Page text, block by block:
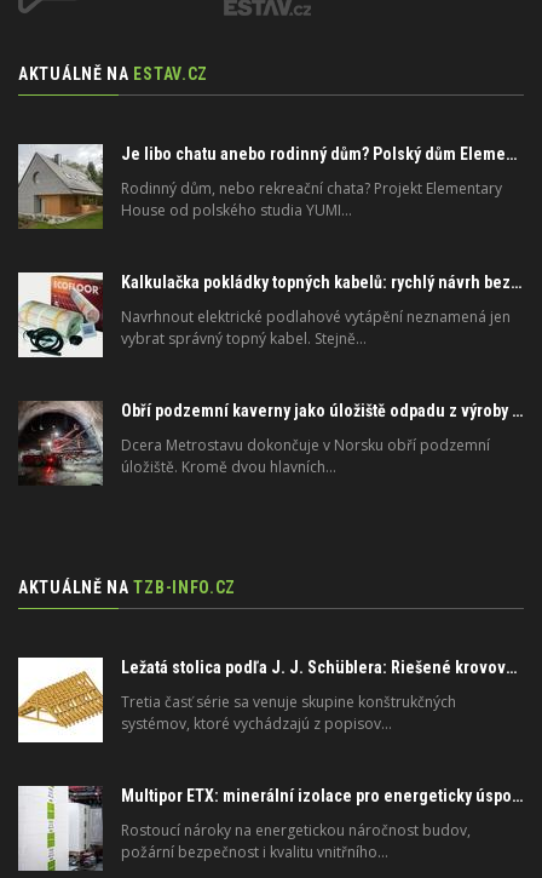
AKTUÁLNĚ NA ESTAV.CZ
Je libo chatu anebo rodinný dům? Polský dům Elementary může být obojím
Rodinný dům, nebo rekreační chata? Projekt Elementary
House od polského studia YUMI…
Kalkulačka pokládky topných kabelů: rychlý návrh bez složitého počítání
Navrhnout elektrické podlahové vytápění neznamená jen
vybrat správný topný kabel. Stejně…
Obří podzemní kaverny jako úložiště odpadu z výroby zinku
Dcera Metrostavu dokončuje v Norsku obří podzemní
úložiště. Kromě dvou hlavních…
AKTUÁLNĚ NA TZB-INFO.CZ
Ležatá stolica podľa J. J. Schüblera: Riešené krovové systémy, 3. časť
Tretia časť série sa venuje skupine konštrukčných
systémov, ktoré vychádzajú z popisov…
Multipor ETX: minerální izolace pro energeticky úsporné a požárně bezpečné stavby
Rostoucí nároky na energetickou náročnost budov,
požární bezpečnost i kvalitu vnitřního…